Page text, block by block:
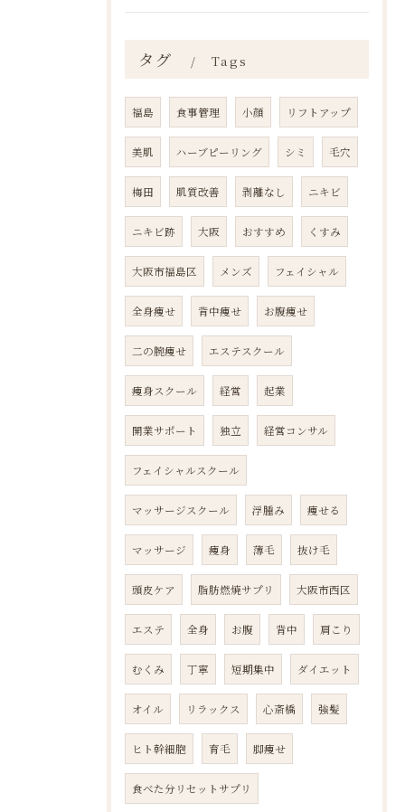
タグ Tags
福島 食事管理 小顔 リフトアップ
美肌 ハーブピーリング シミ 毛穴
梅田 肌質改善 剥離なし ニキビ
ニキビ跡 大阪 おすすめ くすみ
大阪市福島区 メンズ フェイシャル
全身痩せ 背中痩せ お腹痩せ
二の腕痩せ エステスクール
痩身スクール 経営 起業
開業サポート 独立 経営コンサル
フェイシャルスクール
マッサージスクール 浮腫み 痩せる
マッサージ 痩身 薄毛 抜け毛
頭皮ケア 脂肪燃焼サプリ 大阪市西区
エステ 全身 お腹 背中 肩こり
むくみ 丁寧 短期集中 ダイエット
オイル リラックス 心斎橋 強髪
ヒト幹細胞 育毛 脚痩せ
食べた分リセットサプリ